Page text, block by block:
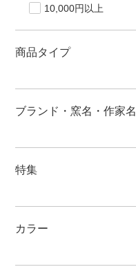
10,000円以上
商品タイプ
ブランド・窯名・作家名
特集
カラー